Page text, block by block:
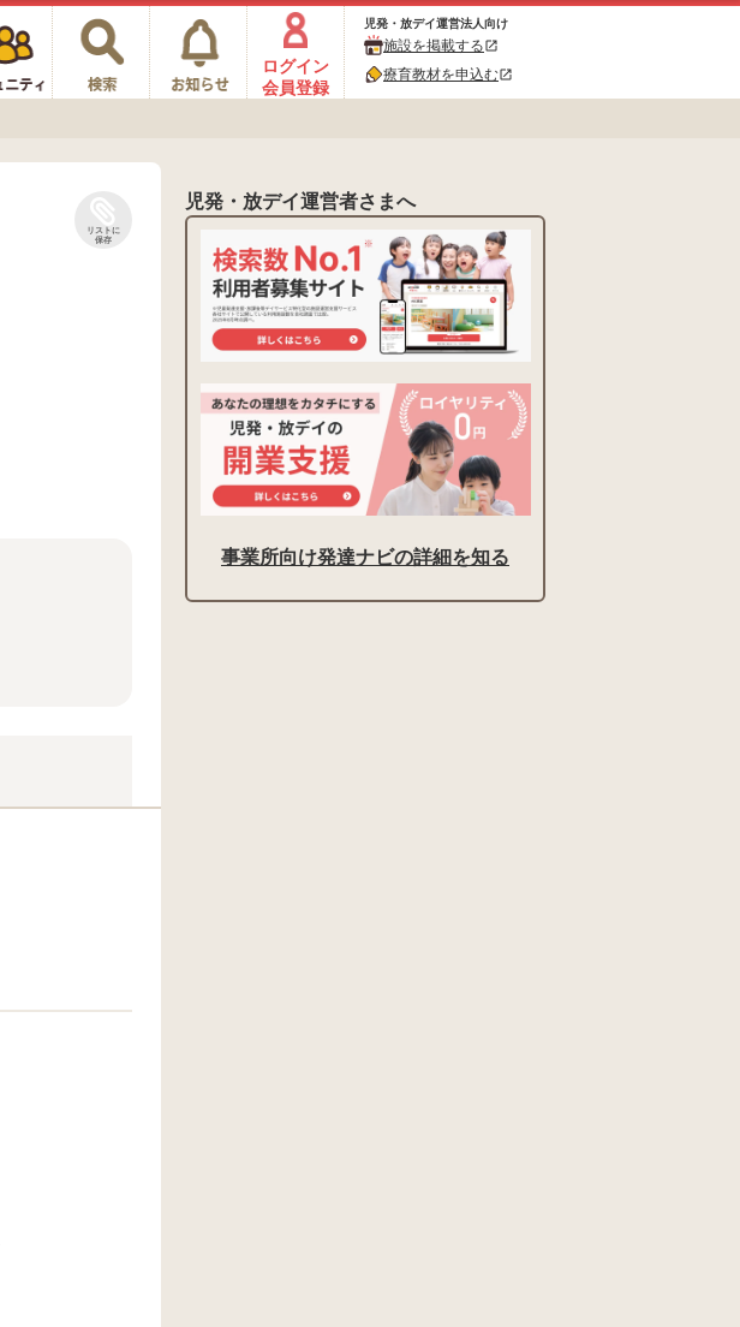
ログイン
会員登録
児発・放デイ運営法人向け
施設を掲載するopen_in_new
療育教材を申込むopen_in_new
リストに
保存
児発・放デイ運営者さまへ
事業所向け発達ナビの詳細を知る